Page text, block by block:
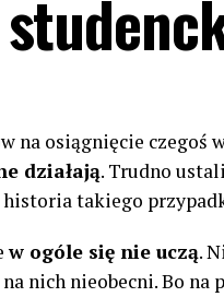
na osiągnięcie czegoś
działają. Trudno
takiego
w ogóle się nie uczą.
nich nieobecni. Bo na